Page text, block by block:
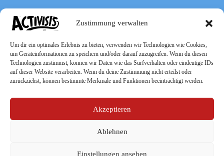
Zustimmung verwalten
Um dir ein optimales Erlebnis zu bieten, verwenden wir Technologien wie Cookies,
um Geräteinformationen zu speichern und/oder darauf zuzugreifen. Wenn du diesen
Technologien zustimmst, können wir Daten wie das Surfverhalten oder eindeutige IDs
auf dieser Website verarbeiten. Wenn du deine Zustimmung nicht erteilst oder
zurückziehst, können bestimmte Merkmale und Funktionen beeinträchtigt werden.
Akzeptieren
Ablehnen
Einstellungen ansehen
Werde Teil des The Activists Guide